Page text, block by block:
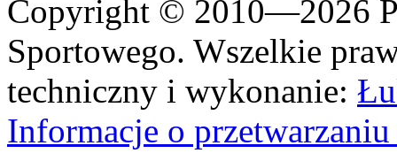
Copyright © 2010—2026
Sportowego. Wszelkie
techniczny i wykonanie:
Informacje o